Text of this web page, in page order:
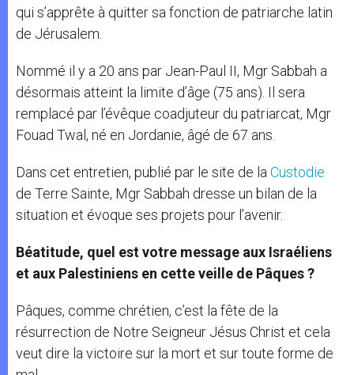
qui s’apprête à quitter sa fonction de patriarche latin
de Jérusalem.
Nommé il y a 20 ans par Jean-Paul II, Mgr Sabbah a
désormais atteint la limite d’âge (75 ans). Il sera
remplacé par l’évêque coadjuteur du patriarcat, Mgr
Fouad Twal, né en Jordanie, âgé de 67 ans.
Dans cet entretien, publié par le site de la Custodie
de Terre Sainte, Mgr Sabbah dresse un bilan de la
situation et évoque ses projets pour l’avenir.
Béatitude, quel est votre message aux Israéliens
et aux Palestiniens en cette veille de Pâques ?
Pâques, comme chrétien, c’est la fête de la
résurrection de Notre Seigneur Jésus Christ et cela
veut dire la victoire sur la mort et sur toute forme de